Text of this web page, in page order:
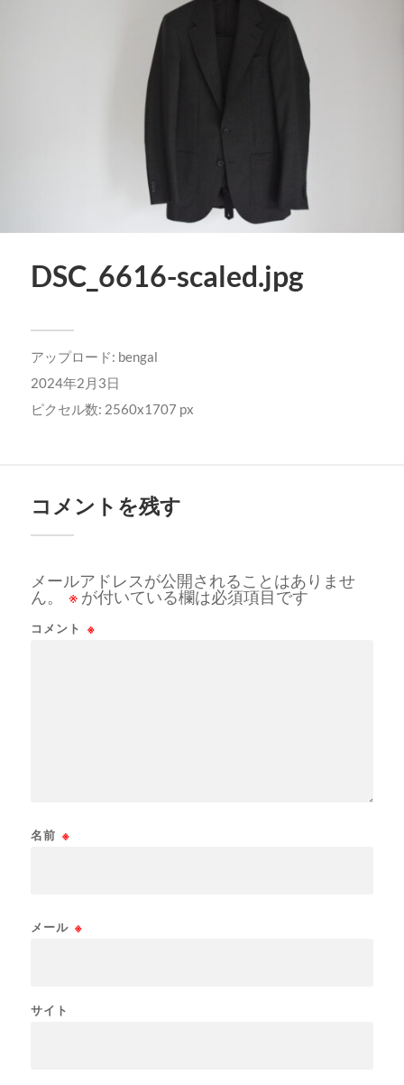
DSC_6616-scaled.jpg
アップロード: bengal
2024年2月3日
ピクセル数: 2560x1707 px
コメントを残す
メールアドレスが公開されることはありませ
ん。
※ が付いている欄は必須項目です
コメント ※
名前 ※
メール ※
サイト